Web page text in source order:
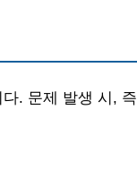
. 문제 발생 시, 즉